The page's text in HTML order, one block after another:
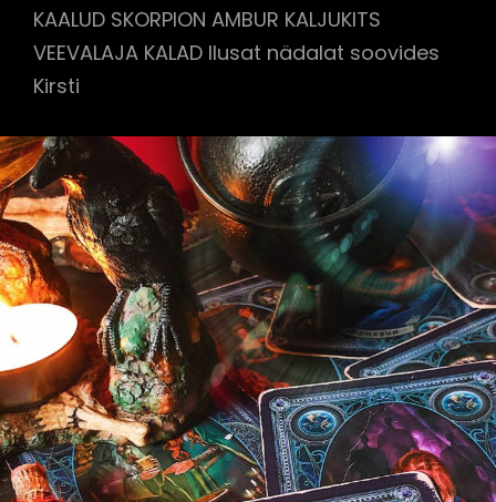
KAALUD SKORPION AMBUR KALJUKITS
VEEVALAJA KALAD Ilusat nädalat soovides
Kirsti